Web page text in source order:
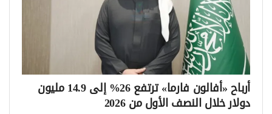
أرباح «أفالون فارما» ترتفع 26% إلى 14.9 مليون
دولار خلال النصف الأول من 2026